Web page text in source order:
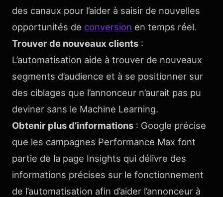
des canaux pour l’aider à saisir de nouvelles
opportunités de conversion en temps réel.
Trouver de nouveaux clients :
L’automatisation aide à trouver de nouveaux
segments d’audience et à se positionner sur
des ciblages que l’annonceur n’aurait pas pu
deviner sans le Machine Learning.
Obtenir plus d’informations : Google précise
que les campagnes Performance Max font
partie de la page Insights qui délivre des
informations précises sur le fonctionnement
de l’automatisation afin d’aider l’annonceur à